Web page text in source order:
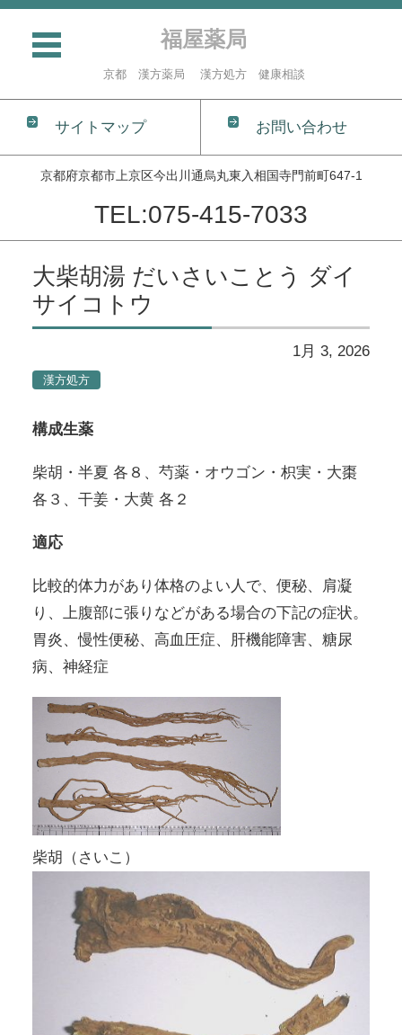
福屋薬局
京都 漢方薬局 漢方処方 健康相談
サイトマップ お問い合わせ
京都府京都市上京区今出川通烏丸東入相国寺門前町647-1
TEL:075-415-7033
大柴胡湯 だいさいことう ダイ
サイコトウ
1月 3, 2026
漢方処方
構成生薬
柴胡・半夏 各８、芍薬・オウゴン・枳実・大棗
各３、干姜・大黄 各２
適応
比較的体力があり体格のよい人で、便秘、肩凝
り、上腹部に張りなどがある場合の下記の症状。
胃炎、慢性便秘、高血圧症、肝機能障害、糖尿
病、神経症
柴胡（さいこ）